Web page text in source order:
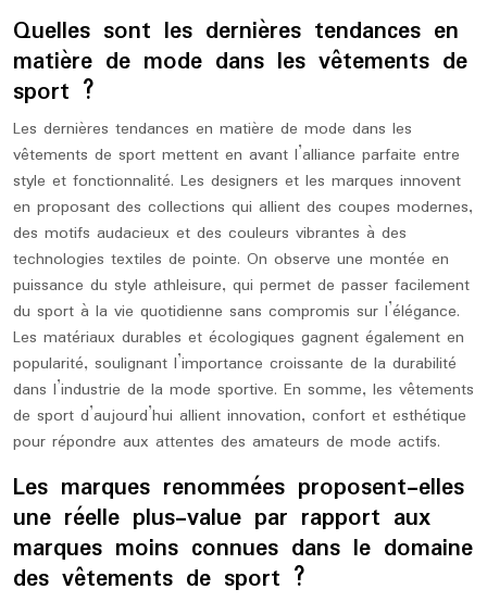
Quelles sont les dernières tendances en
matière de mode dans les vêtements de
sport ?
Les dernières tendances en matière de mode dans les
vêtements de sport mettent en avant l’alliance parfaite entre
style et fonctionnalité. Les designers et les marques innovent
en proposant des collections qui allient des coupes modernes,
des motifs audacieux et des couleurs vibrantes à des
technologies textiles de pointe. On observe une montée en
puissance du style athleisure, qui permet de passer facilement
du sport à la vie quotidienne sans compromis sur l’élégance.
Les matériaux durables et écologiques gagnent également en
popularité, soulignant l’importance croissante de la durabilité
dans l’industrie de la mode sportive. En somme, les vêtements
de sport d’aujourd’hui allient innovation, confort et esthétique
pour répondre aux attentes des amateurs de mode actifs.
Les marques renommées proposent-elles
une réelle plus-value par rapport aux
marques moins connues dans le domaine
des vêtements de sport ?